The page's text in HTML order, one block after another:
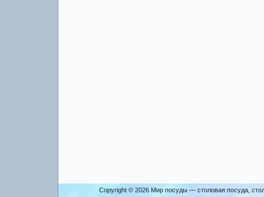
Copyright © 2026 Мир посуды — столовая посуда,